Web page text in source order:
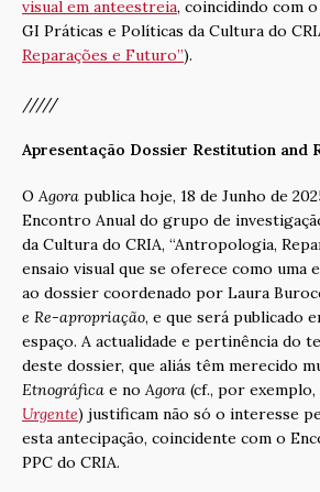
visual em anteestreia, coincidindo com
GI Práticas e Políticas da Cultura do
Reparações e Futuro”).
/////
Apresentação Dossier Restitution and
OAgora publica hoje, 18 de Junho de
Encontro Anual do grupo de
da Cultura do CRIA, “Antropologia,
ensaio visual que se oferece como uma
ao dossier coordenado por Laura
e Re-apropriação, e que será publicado
espaço. A actualidade e pertinência do
deste dossier, que aliás têm merecido
Etnográfica e noAgora (cf., por exemplo,
Urgente) justificam não só o interesse
esta antecipação, coincidente com o
PPC do CRIA.